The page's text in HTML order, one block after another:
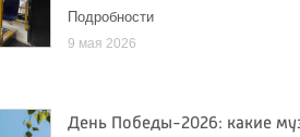
Подробности
9 мая 2026
День Победы-2026: какие